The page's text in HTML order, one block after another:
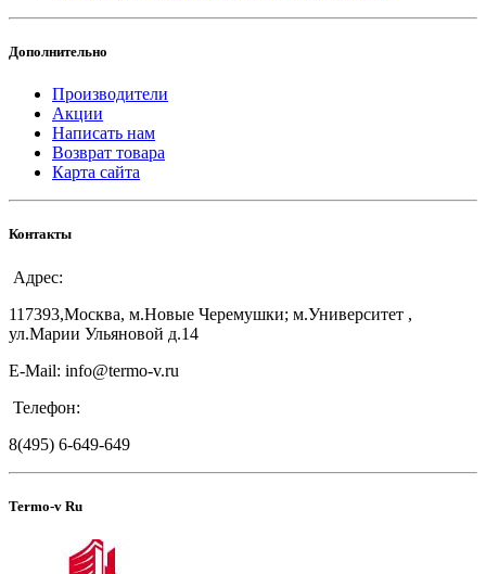
Дополнительно
Производители
Акции
Написать нам
Возврат товара
Карта сайта
Контакты
Адрес:
117393,Москва, м.Новые Черемушки; м.Университет ,
ул.Марии Ульяновой д.14
E-Mail: info@termo-v.ru
Телефон:
8(495) 6-649-649
Termo-v Ru